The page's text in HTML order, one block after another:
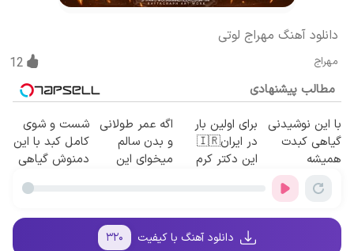
دانلود آهنگ مهراج لوتی
مهراج 12
مطالب پیشنهادی
با این نوشیدنی
گیاهی کبدت
همیشه
برای اولین بار
در ایران🇮🇷
این دکتر کرم
اگه عمر طولانی
و بدن سالم
میخوای این
شست و شوی
کامل کبد با این
دمنوش گیاهی
دانلود آهنگ با کیفیت ۳۲۰